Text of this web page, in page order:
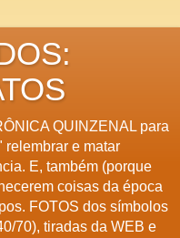
QUINZENAL para
relembrar e matar
E, também (porque
coisas da época
FOTOS dos símbolos
70), tiradas da WEB e